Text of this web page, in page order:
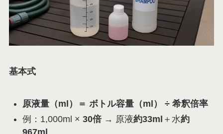
基本式
原液量（ml）＝ ボトル容量（ml） ÷ 希釈倍率
例：1,000ml × 30倍→ 原液約33ml ＋水約
967ml